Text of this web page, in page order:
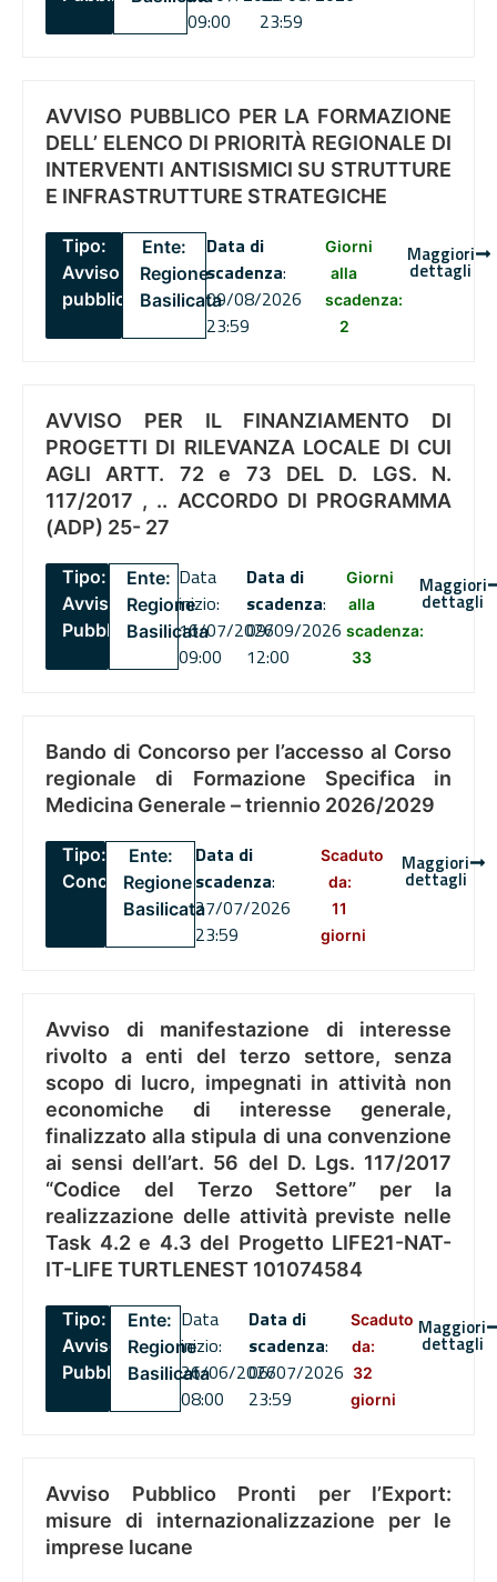
09:00
23:59
AVVISO PUBBLICO PER LA FORMAZIONE
DELL’ ELENCO DI PRIORITÀ REGIONALE DI
INTERVENTI ANTISISMICI SU STRUTTURE
E INFRASTRUTTURE STRATEGICHE
Tipo:
Avviso
pubblico
Ente:
Regione
Basilicata
Data di
scadenza:
09/08/2026
23:59
Giorni
alla
scadenza:
2
Maggiori
dettagli
AVVISO PER IL FINANZIAMENTO DI
PROGETTI DI RILEVANZA LOCALE DI CUI
AGLI ARTT. 72 e 73 DEL D. LGS. N.
117/2017 , .. ACCORDO DI PROGRAMMA
(ADP) 25- 27
Tipo:
Avviso
Pubblico
Ente:
Regione
Basilicata
Data
inizio:
16/07/2026
09:00
Data di
scadenza:
09/09/2026
12:00
Giorni
alla
scadenza:
33
Maggiori
dettagli
Bando di Concorso per l’accesso al Corso
regionale di Formazione Specifica in
Medicina Generale – triennio 2026/2029
Tipo:
Concorsi
Ente:
Regione
Basilicata
Data di
scadenza:
27/07/2026
23:59
Scaduto
da:
11
giorni
Maggiori
dettagli
Avviso di manifestazione di interesse
rivolto a enti del terzo settore, senza
scopo di lucro, impegnati in attività non
economiche di interesse generale,
finalizzato alla stipula di una convenzione
ai sensi dell’art. 56 del D. Lgs. 117/2017
“Codice del Terzo Settore” per la
realizzazione delle attività previste nelle
Task 4.2 e 4.3 del Progetto LIFE21-NAT-
IT-LIFE TURTLENEST 101074584
Tipo:
Avviso
Pubblico
Ente:
Regione
Basilicata
Data
inizio:
26/06/2026
08:00
Data di
scadenza:
06/07/2026
23:59
Scaduto
da:
32
giorni
Maggiori
dettagli
Avviso Pubblico Pronti per l’Export:
misure di internazionalizzazione per le
imprese lucane